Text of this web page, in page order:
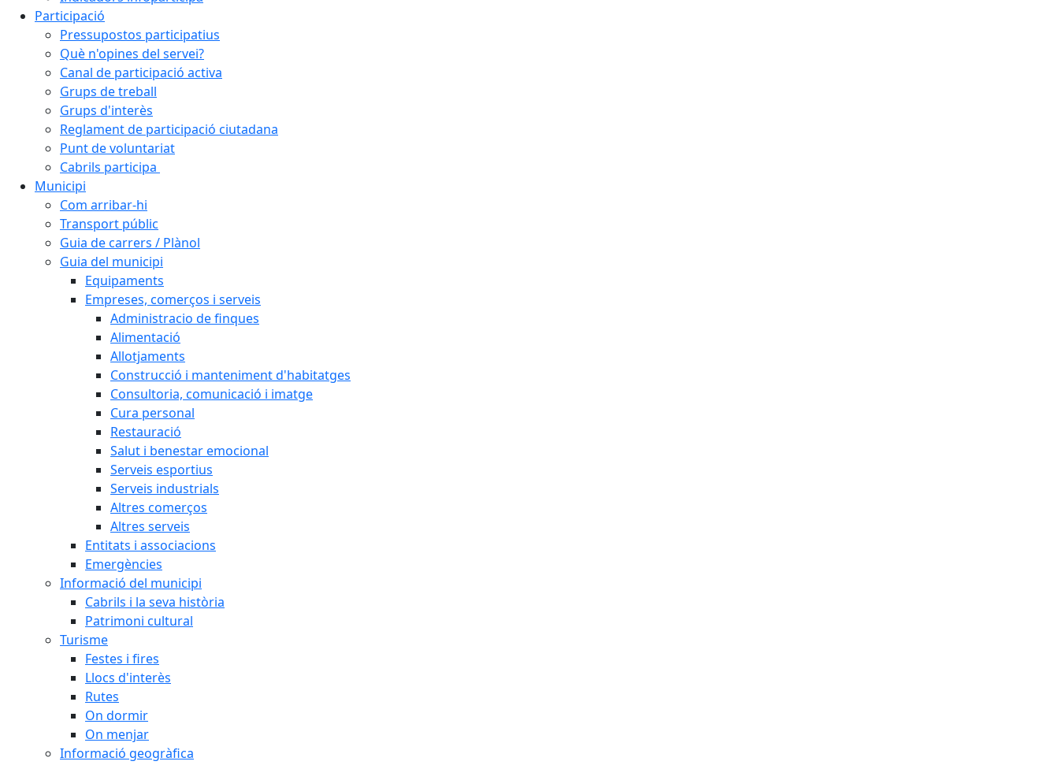
Participació
Pressupostos participatius
Què n'opines del servei?
Canal de participació activa
Grups de treball
Grups d'interès
Reglament de participació ciutadana
Punt de voluntariat
Cabrils participa
Municipi
Com arribar-hi
Transport públic
Guia de carrers / Plànol
Guia del municipi
Equipaments
Empreses, comerços i serveis
Administracio de finques
Alimentació
Allotjaments
Construcció i manteniment d'habitatges
Consultoria, comunicació i imatge
Cura personal
Restauració
Salut i benestar emocional
Serveis esportius
Serveis industrials
Altres comerços
Altres serveis
Entitats i associacions
Emergències
Informació del municipi
Cabrils i la seva història
Patrimoni cultural
Turisme
Festes i fires
Llocs d'interès
Rutes
On dormir
On menjar
Informació geogràfica